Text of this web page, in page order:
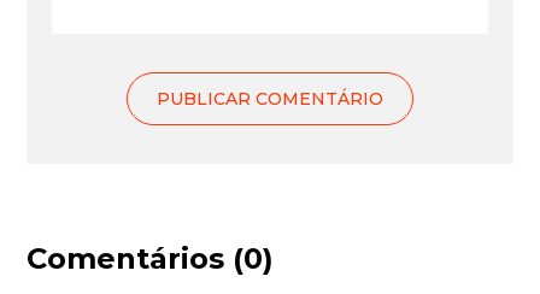
Comentários (0)